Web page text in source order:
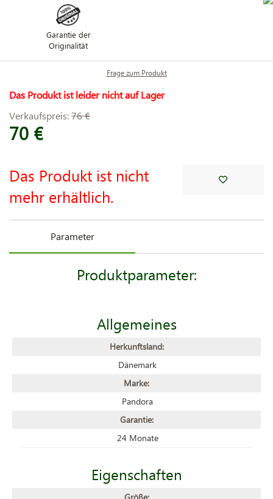
Garantie der
Originalität
Frage zum Produkt
Das Produkt ist leider nicht auf Lager
Verkaufspreis:76 €
70 €
Das Produkt ist nicht
mehr erhältlich.
Parameter
Produktparameter:
Allgemeines
Herkunftsland:
Dänemark
Marke:
Pandora
Garantie:
24 Monate
Eigenschaften
Größe: